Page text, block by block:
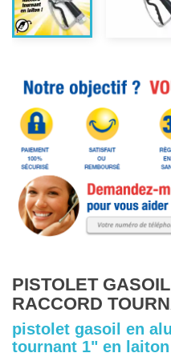
PISTOLET
RACCORD
pistolet gasoil en
tournant 1" en laiton